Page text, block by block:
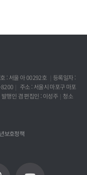
: 서울 아 00292호
등록일자 :
8200
주소 : 서울시 마포구 마포
발행인 겸 편집인 : 이성주
청소
보호정책